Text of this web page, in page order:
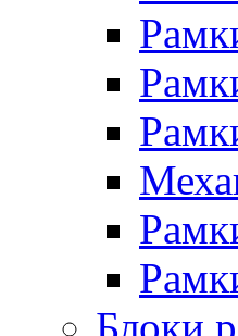
Блоки